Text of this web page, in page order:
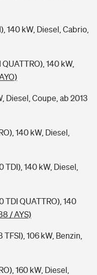
140 kW, Diesel, Cabrio,
140 kW,
Diesel, Coupe, ab 2013
140 kW, Diesel,
TDI), 140 kW, Diesel,
TDI QUATTRO), 140
/ AYS)
106 kW, Benzin,
160 kW, Diesel,